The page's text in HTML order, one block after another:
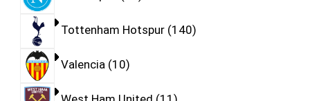
Tottenham Hotspur 140
Valencia 10